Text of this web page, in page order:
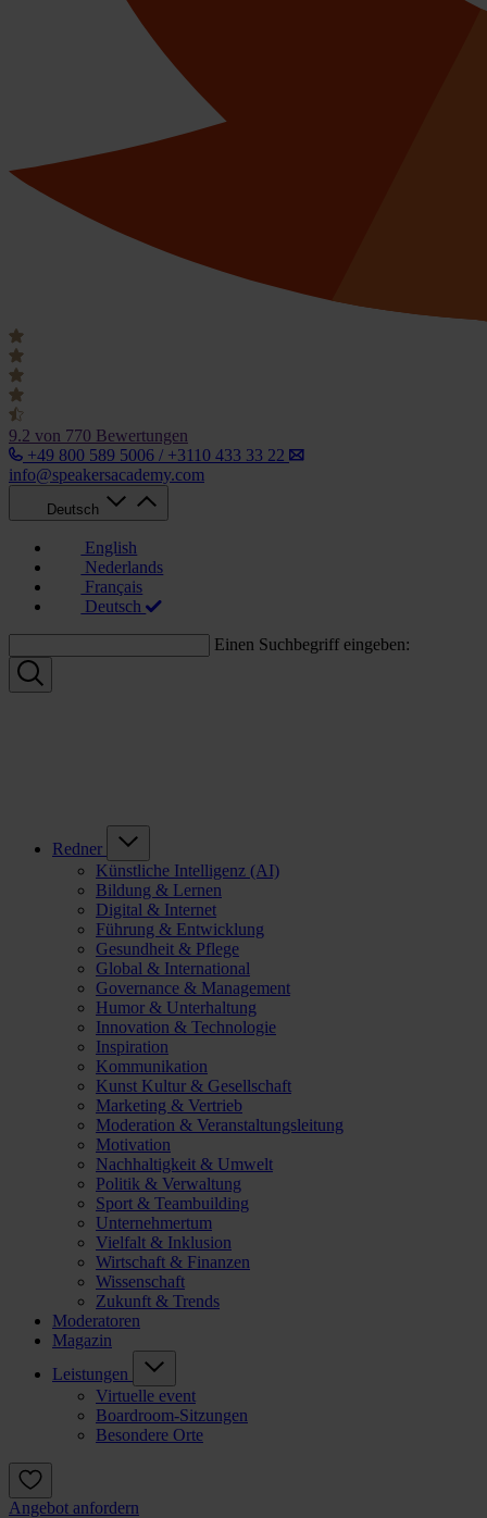
9.2 von 770 Bewertungen
+49 800 589 5006 / +3110 433 33 22
info@speakersacademy.com
Deutsch
English
Nederlands
Français
Deutsch
Einen Suchbegriff eingeben:
Redner
Künstliche Intelligenz (AI)
Bildung & Lernen
Digital & Internet
Führung & Entwicklung
Gesundheit & Pflege
Global & International
Governance & Management
Humor & Unterhaltung
Innovation & Technologie
Inspiration
Kommunikation
Kunst Kultur & Gesellschaft
Marketing & Vertrieb
Moderation & Veranstaltungsleitung
Motivation
Nachhaltigkeit & Umwelt
Politik & Verwaltung
Sport & Teambuilding
Unternehmertum
Vielfalt & Inklusion
Wirtschaft & Finanzen
Wissenschaft
Zukunft & Trends
Moderatoren
Magazin
Leistungen
Virtuelle event
Boardroom-Sitzungen
Besondere Orte
Angebot anfordern